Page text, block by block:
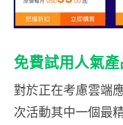
免費試用人氣產
對於正在考慮雲端
次活動其中一個最